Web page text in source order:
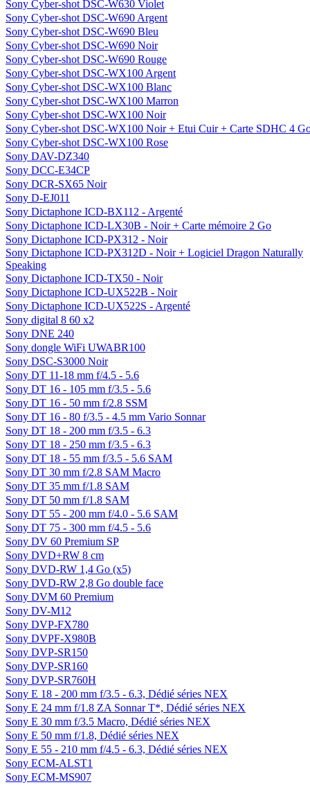
Sony Cyber-shot DSC-W630 Violet
Sony Cyber-shot DSC-W690 Argent
Sony Cyber-shot DSC-W690 Bleu
Sony Cyber-shot DSC-W690 Noir
Sony Cyber-shot DSC-W690 Rouge
Sony Cyber-shot DSC-WX100 Argent
Sony Cyber-shot DSC-WX100 Blanc
Sony Cyber-shot DSC-WX100 Marron
Sony Cyber-shot DSC-WX100 Noir
Sony Cyber-shot DSC-WX100 Noir + Etui Cuir + Carte SDHC 4
Sony Cyber-shot DSC-WX100 Rose
Sony DAV-DZ340
Sony DCC-E34CP
Sony DCR-SX65 Noir
Sony D-EJ011
Sony Dictaphone ICD-BX112 - Argenté
Sony Dictaphone ICD-LX30B - Noir + Carte mémoire 2 Go
Sony Dictaphone ICD-PX312 - Noir
Sony Dictaphone ICD-PX312D - Noir + Logiciel Dragon Naturally
Speaking
Sony Dictaphone ICD-TX50 - Noir
Sony Dictaphone ICD-UX522B - Noir
Sony Dictaphone ICD-UX522S - Argenté
Sony digital 8 60 x2
Sony DNE 240
Sony dongle WiFi UWABR100
Sony DSC-S3000 Noir
Sony DT 11-18 mm f/4.5 - 5.6
Sony DT 16 - 105 mm f/3.5 - 5.6
Sony DT 16 - 50 mm f/2.8 SSM
Sony DT 16 - 80 f/3.5 - 4.5 mm Vario Sonnar
Sony DT 18 - 200 mm f/3.5 - 6.3
Sony DT 18 - 250 mm f/3.5 - 6.3
Sony DT 18 - 55 mm f/3.5 - 5.6 SAM
Sony DT 30 mm f/2.8 SAM Macro
Sony DT 35 mm f/1.8 SAM
Sony DT 50 mm f/1.8 SAM
Sony DT 55 - 200 mm f/4.0 - 5.6 SAM
Sony DT 75 - 300 mm f/4.5 - 5.6
Sony DV 60 Premium SP
Sony DVD+RW 8 cm
Sony DVD-RW 1,4 Go (x5)
Sony DVD-RW 2,8 Go double face
Sony DVM 60 Premium
Sony DV-M12
Sony DVP-FX780
Sony DVPF-X980B
Sony DVP-SR150
Sony DVP-SR160
Sony DVP-SR760H
Sony E 18 - 200 mm f/3.5 - 6.3, Dédié séries NEX
Sony E 24 mm f/1.8 ZA Sonnar T*, Dédié séries NEX
Sony E 30 mm f/3.5 Macro, Dédié séries NEX
Sony E 50 mm f/1.8, Dédié séries NEX
Sony E 55 - 210 mm f/4.5 - 6.3, Dédié séries NEX
Sony ECM-ALST1
Sony ECM-MS907